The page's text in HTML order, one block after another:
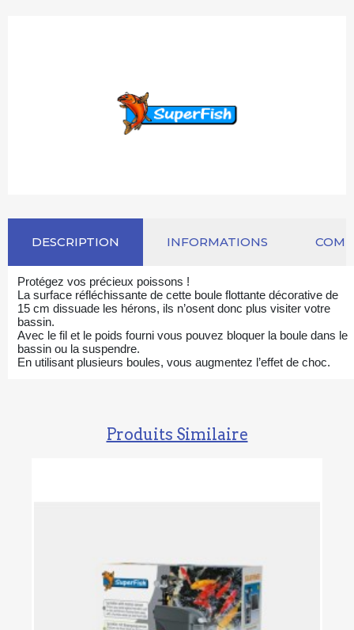
DESCRIPTION INFORMATIONS
Protégez vos précieux poissons !
La surface réfléchissante de cette boule flottante décorative de
15 cm dissuade les hérons, ils n’osent donc plus visiter votre
bassin.
Avec le fil et le poids fourni vous pouvez bloquer la boule dans le
bassin ou la suspendre.
En utilisant plusieurs boules, vous augmentez l’effet de choc.
Produits Similaire